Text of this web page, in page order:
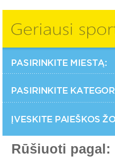
Rūšiuoti pagal: